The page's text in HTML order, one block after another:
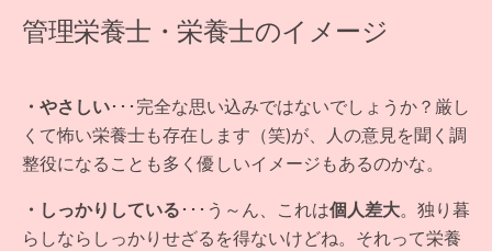
管理栄養士・栄養士のイメージ
・やさしい･･･完全な思い込みではないでしょうか？厳し
くて怖い栄養士も存在します（笑)が、人の意見を聞く調
整役になることも多く優しいイメージもあるのかな。
・しっかりしている･･･う～ん、これは個人差大。独り暮
らしならしっかりせざるを得ないけどね。それって栄養